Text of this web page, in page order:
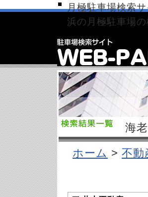
月極駐車場検索
浜の月極駐車場
海
ホーム > 不動